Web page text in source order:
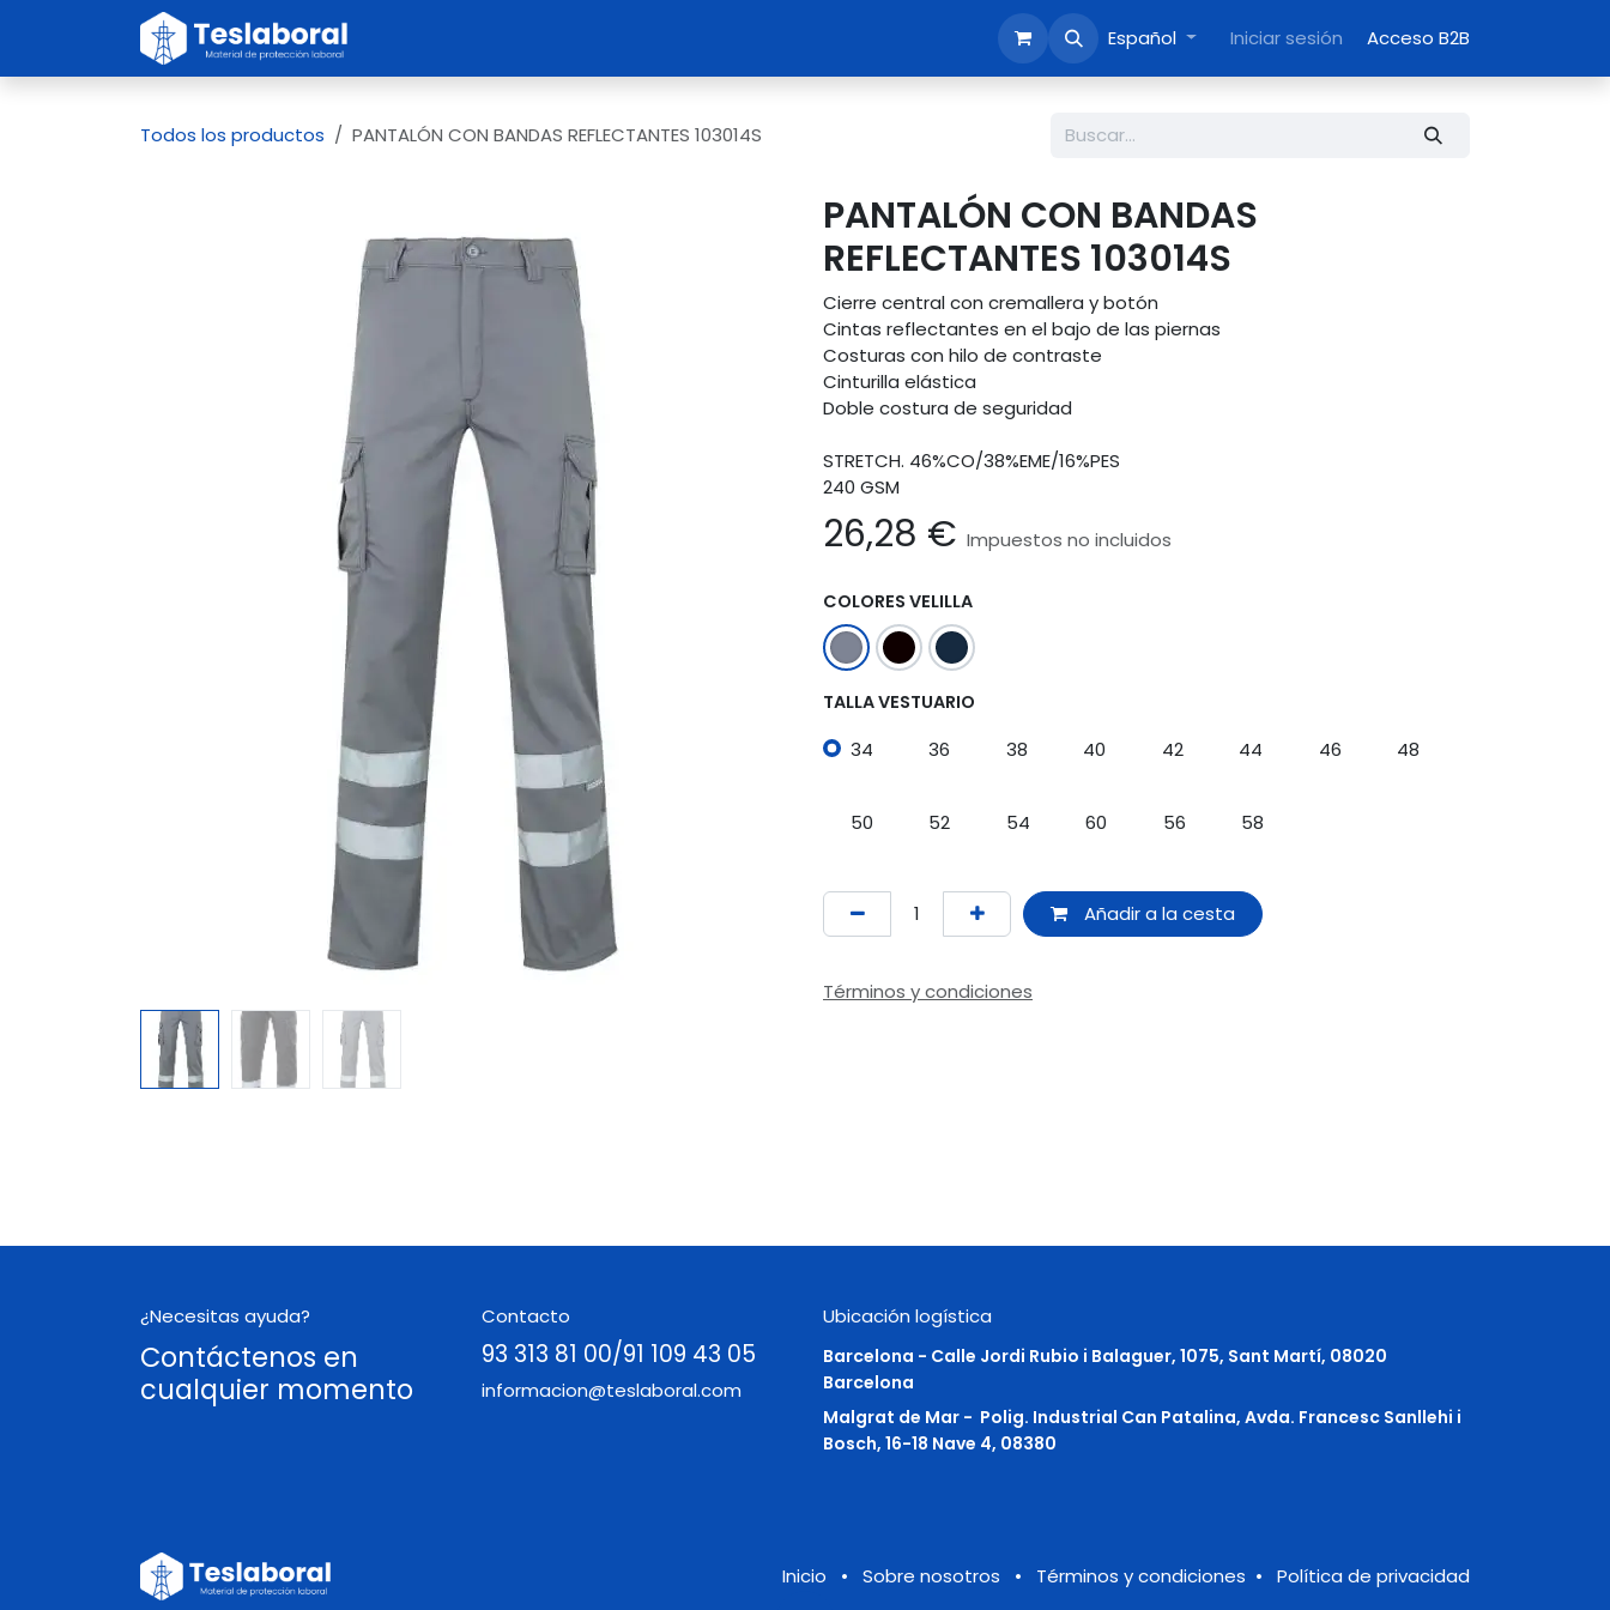
Revisión EPI365 Español Iniciar sesión Acceso B2B
Todos los productos PANTALÓN CON BANDAS REFLECTANTES 103014S
PANTALÓN CON BANDAS
REFLECTANTES 103014S
Cierre central con cremallera y botón
Cintas reflectantes en el bajo de las piernas
Costuras con hilo de contraste
Cinturilla elástica
Doble costura de seguridad
STRETCH. 46%CO/38%EME/16%PES
240 GSM
26,28 € Impuestos no incluidos
COLORES VELILLA
TALLA VESTUARIO
34 36 38 40 42 44 46 48
50 52 54 60 56 58
Añadir a la cesta
Términos y condiciones
¿Necesitas ayuda?
Contáctenos en
cualquier momento
Contacto
93 313 81 00/91 109 43 05
informacion@teslaboral.com
Ubicación logística
Barcelona - Calle Jordi Rubio i Balaguer, 1075, Sant Martí, 08020
Barcelona
Malgrat de Mar - Polig. Industrial Can Patalina, Avda. Francesc Sanllehi i
Bosch, 16-18 Nave 4, 08380
Inicio • Sobre nosotros • Términos y condiciones • Política de privacidad